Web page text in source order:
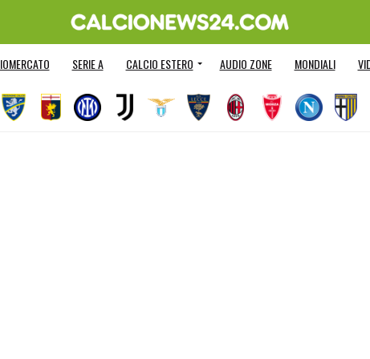
SERIE A CALCIO ESTERO AUDIO ZONE MONDIALI